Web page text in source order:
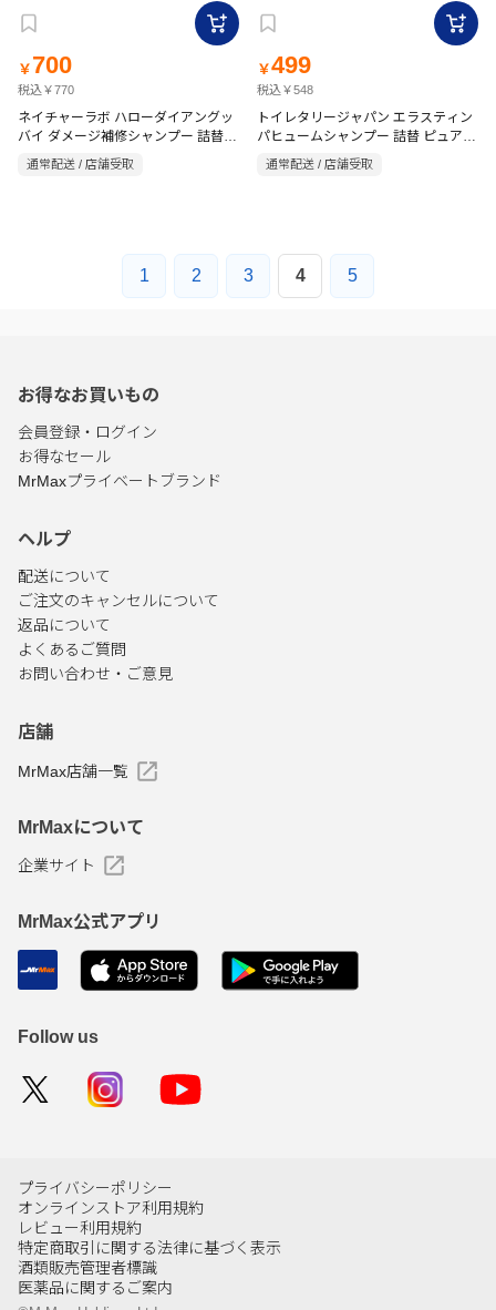
￥ 700
税込￥770
ネイチャーラボ ハローダイアングッ
バイ ダメージ補修シャンプー 詰替
通常配送 / 店舗受取
￥499
税込￥548
トイレタリージャパン エラスティン
パヒュームシャンプー 詰替 ピュアブ
リーズ 350ml
通常配送 / 店舗受取
1 2 3 4 5
お得なお買いもの
会員登録・ログイン
お得なセール
MrMaxプライベートブランド
ヘルプ
配送について
ご注文のキャンセルについて
返品について
よくあるご質問
お問い合わせ・ご意見
店舗
MrMax店舗一覧
MrMaxについて
企業サイト
MrMax公式アプリ
Follow us
プライバシーポリシー
オンラインストア利用規約
レビュー利用規約
特定商取引に関する法律に基づく表示
酒類販売管理者標識
医薬品に関するご案内